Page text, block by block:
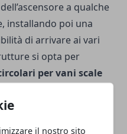
il nostro sito
a qualche
installando poi una
di arrivare ai vari
si opta per
per vani scale
edifici che